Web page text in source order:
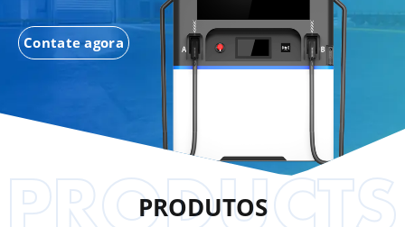
Contate agora
PRODUTOS